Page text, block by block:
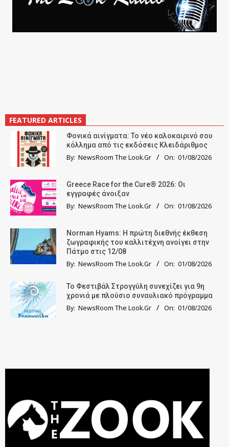
FEATURED ARTICLES
Φονικά αινίγματα: Το νέο καλοκαιρινό σου
κόλλημα από τις εκδόσεις Κλειδάριθμος
By: NewsRoom The Look.Gr On: 01/08/2026
Greece Race for the Cure® 2026: Οι
εγγραφές άνοιξαν
By: NewsRoom The Look.Gr On: 01/08/2026
Norman Hyams: Η πρώτη διεθνής έκθεση
ζωγραφικής του καλλιτέχνη ανοίγει στην
Πάτμο στις 12/08
By: NewsRoom The Look.Gr On: 01/08/2026
Το Φεστιβάλ Στρογγύλη συνεχίζει για 9η
χρονιά με πλούσιο συναυλιακό πρόγραμμα
By: NewsRoom The Look.Gr On: 01/08/2026